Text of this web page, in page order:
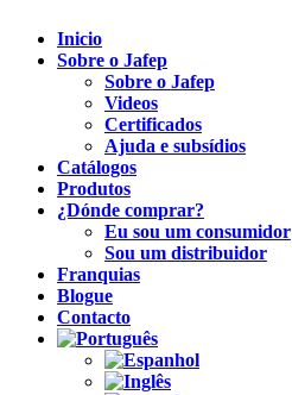
Inicio
Sobre o Jafep
Sobre o Jafep
Videos
Certificados
Ajuda e subsídios
Catálogos
Produtos
¿Dónde comprar?
Eu sou um consumidor
Sou um distribuidor
Franquias
Blogue
Contacto